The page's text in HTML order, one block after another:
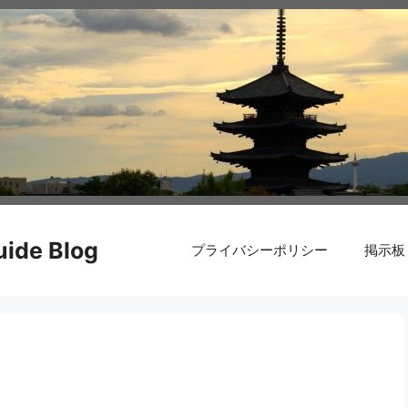
Blog プライバシーポリシー 掲示板